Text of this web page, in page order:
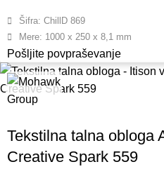
Šifra: ChillD 869
Mere: 1000 x 250 x 8,1 mm
Pošljite povpraševanje
Tekstilna talna obloga
Creative Spark 559